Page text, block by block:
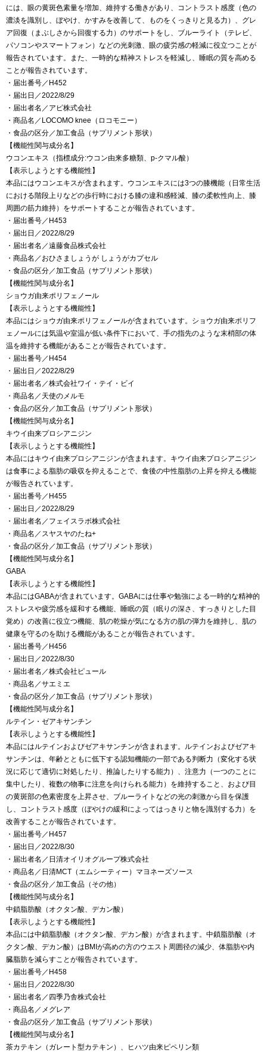
には、眼の黄斑色素量を増加、維持する働きがあり、コントラスト感度（色の
濃淡を識別し、ぼやけ、かすみを改善して、ものをくっきりと見る力）、グレ
ア回復（まぶしさから回復する力）のサポートをし、ブルーライト（テレビ、
パソコンやスマートフォン）などの光刺激、眼の疲労感の軽減に役立つことが
報告されています。また、一時的な精神ストレスを軽減し、睡眠の質を高める
ことが報告されています。
・届出番号／H452
・届出日／2022/8/29
・届出者名／アピ株式会社
・商品名／LOCOMO knee（ロコモニー）
・食品の区分／加工食品（サプリメント形状）
【機能性関与成分名】
ウコンエキス（指標成分:ウコン由来多糖類、p-クマル酸）
【表示しようとする機能性】
本品にはウコンエキスが含まれます。ウコンエキスには3つの膝機能（日常生活
における階段上りなどの歩行時における膝の違和感軽減、膝の柔軟性向上、膝
周囲の筋力維持）をサポートすることが報告されています。
・届出番号／H453
・届出日／2022/8/29
・届出者名／遠藤食品株式会社
・商品名／おひさましょうが しょうがカプセル
・食品の区分／加工食品（サプリメント形状）
【機能性関与成分名】
ショウガ由来ポリフェノール
【表示しようとする機能性】
本品にはショウガ由来ポリフェノールが含まれています。ショウガ由来ポリフ
ェノールには気温や室温が低い条件下において、手の指先のような末梢部の体
温を維持する機能があることが報告されています。
・届出番号／H454
・届出日／2022/8/29
・届出者名／株式会社ワイ・テイ・ビイ
・商品名／天使のメルモ
・食品の区分／加工食品（サプリメント形状）
【機能性関与成分名】
キウイ由来プロシアニジン
【表示しようとする機能性】
本品にはキウイ由来プロシアニジンが含まれます。キウイ由来プロシアニジン
は食事による脂肪の吸収を抑えることで、食後の中性脂肪の上昇を抑える機能
が報告されています。
・届出番号／H455
・届出日／2022/8/29
・届出者名／フェイスラボ株式会社
・商品名／スヤスヤのたね+
・食品の区分／加工食品（サプリメント形状）
【機能性関与成分名】
GABA
【表示しようとする機能性】
本品にはGABAが含まれています。GABAには仕事や勉強による一時的な精神的
ストレスや疲労感を緩和する機能、睡眠の質（眠りの深さ、すっきりとした目
覚め）の改善に役立つ機能、肌の乾燥が気になる方の肌の弾力を維持し、肌の
健康を守るのを助ける機能があることが報告されています。
・届出番号／H456
・届出日／2022/8/30
・届出者名／株式会社ピュール
・商品名／サエミエ
・食品の区分／加工食品（サプリメント形状）
【機能性関与成分名】
ルテイン・ゼアキサンチン
【表示しようとする機能性】
本品にはルテインおよびゼアキサンチンが含まれます。ルテインおよびゼアキ
サンチンは、年齢とともに低下する認知機能の一部である判断力（変化する状
況に応じて適切に対処したり、推論したりする能力）、注意力（一つのことに
集中したり、複数の物事に注意を向けられる能力）を維持すること、および目
の黄斑部の色素密度を上昇させ、ブルーライトなどの光の刺激から目を保護
し、コントラスト感度（ぼやけの緩和によってはっきりと物を識別する力）を
改善することが報告されています。
・届出番号／H457
・届出日／2022/8/30
・届出者名／日清オイリオグループ株式会社
・商品名／日清MCT（エムシーティー）マヨネーズソース
・食品の区分／加工食品（その他）
【機能性関与成分名】
中鎖脂肪酸（オクタン酸、デカン酸）
【表示しようとする機能性】
本品には中鎖脂肪酸（オクタン酸、デカン酸）が含まれます。中鎖脂肪酸（オ
クタン酸、デカン酸）はBMIが高めの方のウエスト周囲径の減少、体脂肪や内
臓脂肪を減らすことが報告されています。
・届出番号／H458
・届出日／2022/8/30
・届出者名／四季乃舎株式会社
・商品名／メグレア
・食品の区分／加工食品（サプリメント形状）
【機能性関与成分名】
茶カテキン（ガレート型カテキン）、ヒハツ由来ピペリン類